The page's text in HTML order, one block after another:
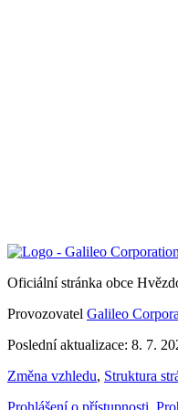
Oficiální stránka obce
Provozovatel Galileo
Poslední aktualizace: 8. 7.
Změna vzhledu, Struktura
Prohlášení o přístupnosti